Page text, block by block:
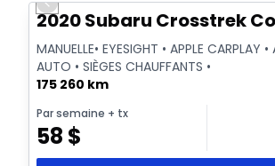
Vidéo disponible
Previous slide
2020 Subaru Crosstrek
MANUELLE• EYESIGHT • APPLE CARPLAY
AUTO • SIÈGES CHAUFFANTS •
175 260 km
Par semaine + tx
58 $